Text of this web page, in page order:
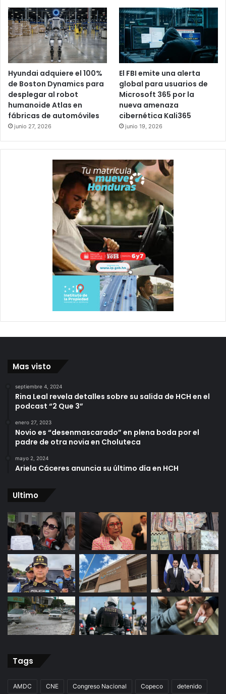
Hyundai adquiere el 100%
de Boston Dynamics para
desplegar al robot
humanoide Atlas en
fábricas de automóviles
junio 27, 2026
El FBI emite una alerta
global para usuarios de
Microsoft 365 por la
nueva amenaza
cibernética Kali365
junio 19, 2026
Mas visto
septiembre 4, 2024
Rina Leal revela detalles sobre su salida de HCH en el
podcast “2 Que 3”
enero 27, 2023
Novio es “desenmascarado” en plena boda por el
padre de otra novia en Choluteca
mayo 2, 2024
Ariela Cáceres anuncia su último día en HCH
Ultimo
Tags
AMDC CNE Congreso Nacional Copeco detenido